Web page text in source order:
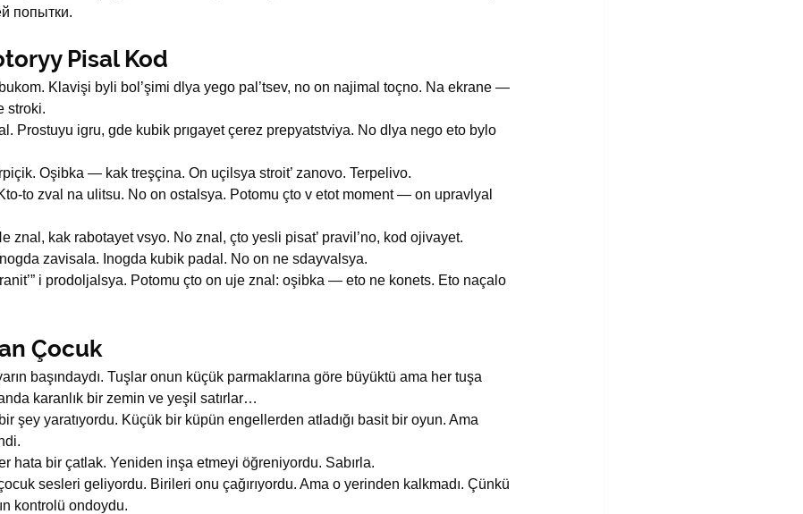
попытки.
Pisal Kod
Klavişi byli bol’şimi dlya yego pal’tsev, no on najimal toçno. Na ekrane —
stroki.
Prostuyu igru, gde kubik prıgayet çerez prepyatstviya. No dlya nego eto bylo
Oşibka — kak treşçina. On uçilsya stroit’ zanovo. Terpelivo.
to zval na ulitsu. No on ostalsya. Potomu çto v etot moment — on upravlyal
znal, kak rabotayet vsyo. No znal, çto yesli pisat’ pravil’no, kod ojivayet.
zavisala. Inogda kubik padal. No on ne sdayvalsya.
i prodoljalsya. Potomu çto on uje znal: oşibka — eto ne konets. Eto naçalo
Çocuk
başındaydı. Tuşlar onun küçük parmaklarına göre büyüktü ama her tuşa
karanlık bir zemin ve yeşil satırlar…
şey yaratıyordu. Küçük bir küpün engellerden atladığı basit bir oyun. Ama
hata bir çatlak. Yeniden inşa etmeyi öğreniyordu. Sabırla.
sesleri geliyordu. Birileri onu çağırıyordu. Ama o yerinden kalkmadı. Çünkü
kontrolü ondoydu.